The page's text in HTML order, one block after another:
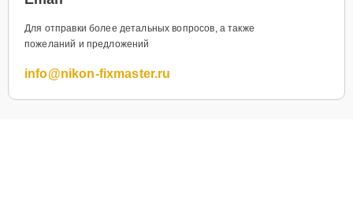
Для отправки более детальных вопросов, а также
пожеланий и предложений
info@nikon-fixmaster.ru